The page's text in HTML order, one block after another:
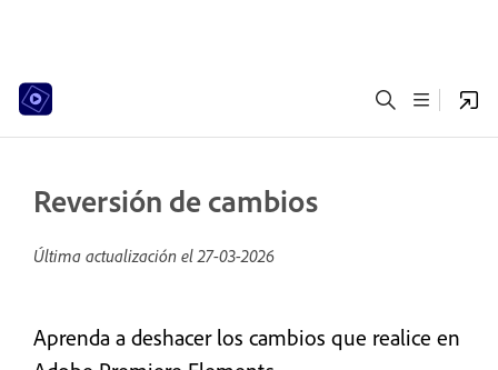
Reversión de cambios
Última actualización el27-03-2026
Aprenda a deshacer los cambios que realice en